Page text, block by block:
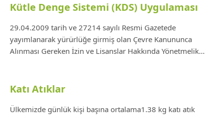
Kütle Denge Sistemi (KDS) Uygulaması
29.04.2009 tarih ve 27214 sayılı Resmi Gazetede
yayımlanarak yürürlüğe girmiş olan Çevre Kanununca
Alınması Gereken İzin ve Lisanslar Hakkında Yönetmelik…
Katı Atıklar
Ülkemizde günlük kişi başına ortalama1.38 kg katı atık